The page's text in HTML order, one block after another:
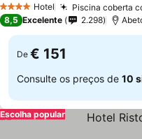
4 EstrelasHotel Piscina coberta
8,5 Excelente 2.298
De € 151
Consulte os preços de 10
Escolha popular